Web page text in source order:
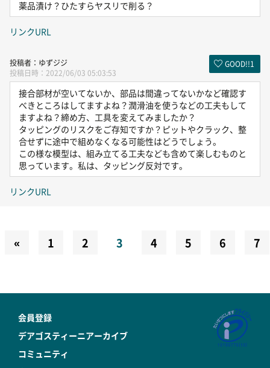
薬品漬け？ひたすらヤスリで削る？
リンクURL
2022/06/03 05:03:53
ゆずジジ
接合部材が空いてないか、部品は間違ってないかなど確認す
べきところはしてますよね？潤滑油を使うなどの工夫もして
ますよね？締め方、工具を変えてみましたか？
タッピングのリスクをご存知ですか？ピットやクラック、整
合せずに途中で組めなくなる可能性はどうでしょう。
この様な模型は、組み立てる工夫なども含めて楽しむものと
思っています。私は、タッピング反対です。
GOOD!!1
リンクURL
« 1 2 3 4 5 6 7
会員登録
デアゴスティーニアーカイブ
コミュニティ